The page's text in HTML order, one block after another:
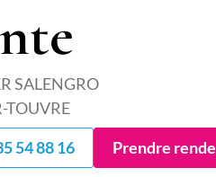
SALENGRO
TOUVRE
54 88 16
Prendre